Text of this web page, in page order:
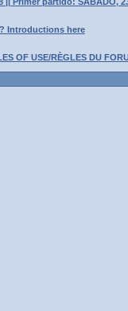
Introductions here
OF USE/RÈGLES DU